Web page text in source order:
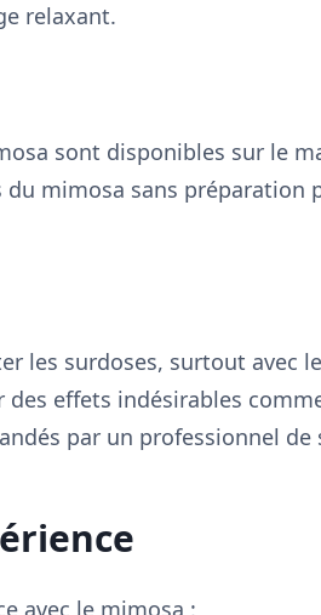
relaxant.
sont disponibles sur le
mimosa sans préparation
les surdoses, surtout avec
effets indésirables
par un professionnel de
avec le mimosa :